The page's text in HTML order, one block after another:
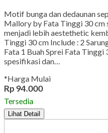
Motif bunga dan dedaunan
Mallory by Fata Tinggi 30
menjadi lebih aestethetic
Tinggi 30 cm Include : 2
Fata 1 Buah Sprei Fata
spesifikasi dan…
*Harga Mulai
Rp 94.000
Tersedia
Lihat Detail